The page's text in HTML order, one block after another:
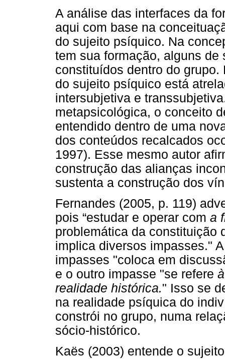
A análise das interfaces da
aqui com base na
do sujeito psíquico. Na
tem sua formação, alguns
constituídos dentro do
do sujeito psíquico está
intersubjetiva e
metapsicológica, o conceito
entendido dentro de uma
dos conteúdos recalcados
1997). Esse mesmo autor
construção das alianças
sustenta a construção dos
Fernandes (2005, p. 119)
pois “estudar e operar com a
problemática da constituição
implica diversos impasses."
impasses "coloca em
e o outro impasse "se refere
realidade histórica." Isso se
na realidade psíquica do
constrói no grupo, numa
sócio-histórico.
Kaës (2003) entende o